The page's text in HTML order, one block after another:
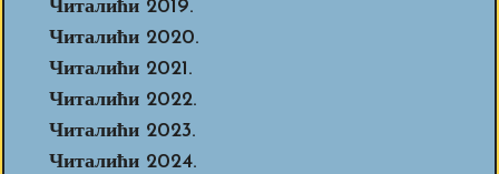
Читалићи 2019.
Читалићи 2020.
Читалићи 2021.
Читалићи 2022.
Читалићи 2023.
Читалићи 2024.